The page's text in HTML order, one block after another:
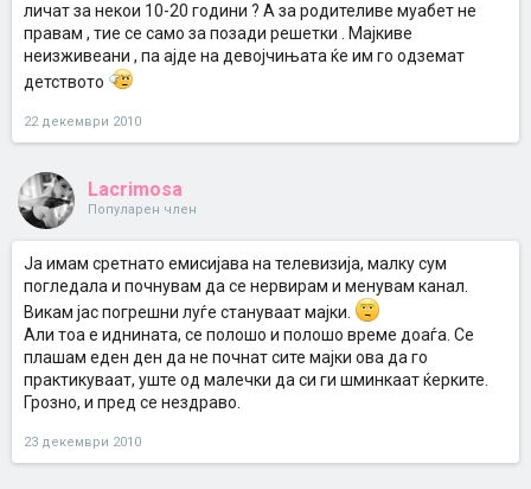
личат за некои 10-20 години ? А за родителиве муабет не
правам , тие се само за позади решетки . Мајкиве
неизживеани , па ајде на девојчињата ќе им го одземат
детството
22 декември 2010
Lacrimosa
Популарен член
Ја имам сретнато емисијава на телевизија, малку сум
погледала и почнувам да се нервирам и менувам канал.
Викам јас погрешни луѓе стануваат мајки.
Али тоа е иднината, се полошо и полошо време доаѓа. Се
плашам еден ден да не почнат сите мајки ова да го
практикуваат, уште од малечки да си ги шминкаат ќерките.
Грозно, и пред се нездраво.
23 декември 2010